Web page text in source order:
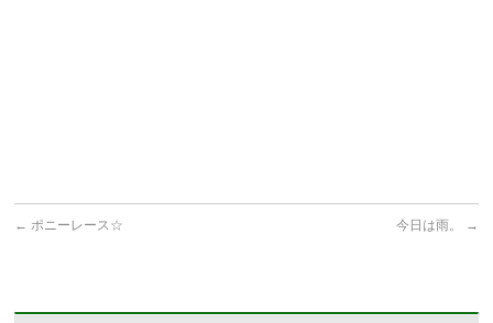
← ポニーレース☆ 今日は雨。 →